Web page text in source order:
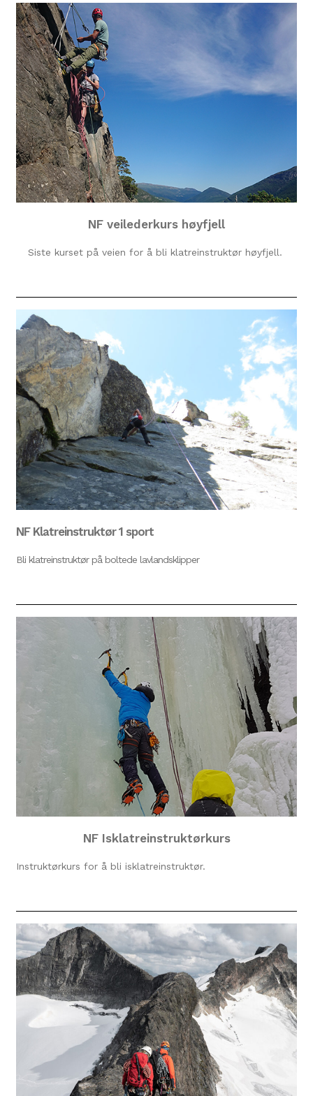
NF veilederkurs høyfjell
Siste kurset på veien for å bli klatreinstruktør høyfjell.
NF Klatreinstruktør 1 sport
Bli klatreinstruktør på boltede lavlandsklipper
NF Isklatreinstruktørkurs
Instruktørkurs for å bli isklatreinstruktør.